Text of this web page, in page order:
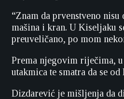
“Znam da prvenstveno
mašina i kran. U Kiseljaku
preuveličano, po mom
Prema njegovim riječima,
utakmica te smatra da se
Dizdarević je mišljenja da